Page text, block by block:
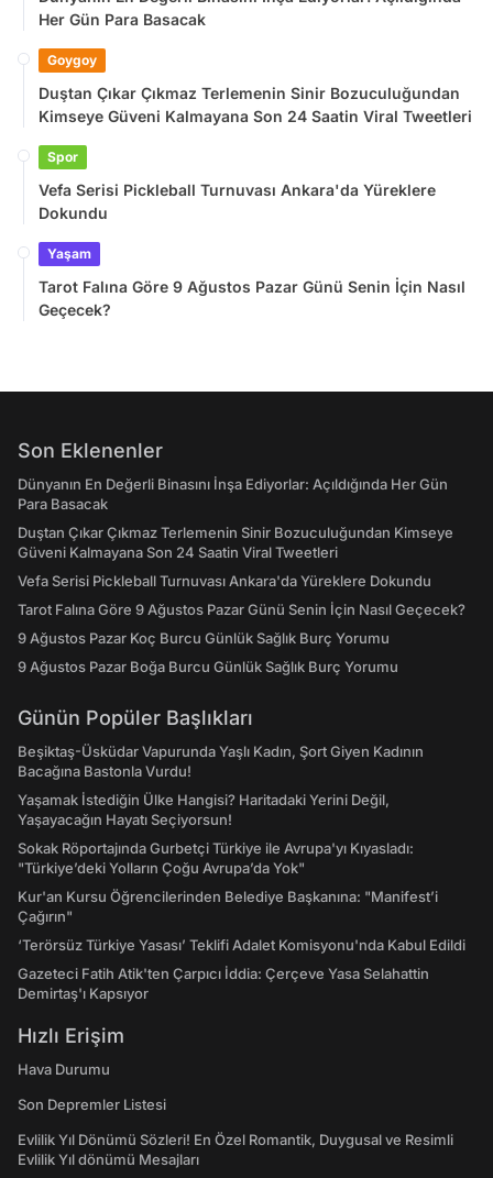
Her Gün Para Basacak
Goygoy
Duştan Çıkar Çıkmaz Terlemenin Sinir Bozuculuğundan
Kimseye Güveni Kalmayana Son 24 Saatin Viral Tweetleri
Spor
Vefa Serisi Pickleball Turnuvası Ankara'da Yüreklere
Dokundu
Yaşam
Tarot Falına Göre 9 Ağustos Pazar Günü Senin İçin Nasıl
Geçecek?
Son Eklenenler
Dünyanın En Değerli Binasını İnşa Ediyorlar: Açıldığında Her Gün
Para Basacak
Duştan Çıkar Çıkmaz Terlemenin Sinir Bozuculuğundan Kimseye
Güveni Kalmayana Son 24 Saatin Viral Tweetleri
Vefa Serisi Pickleball Turnuvası Ankara'da Yüreklere Dokundu
Tarot Falına Göre 9 Ağustos Pazar Günü Senin İçin Nasıl Geçecek?
9 Ağustos Pazar Koç Burcu Günlük Sağlık Burç Yorumu
9 Ağustos Pazar Boğa Burcu Günlük Sağlık Burç Yorumu
Günün Popüler Başlıkları
Beşiktaş-Üsküdar Vapurunda Yaşlı Kadın, Şort Giyen Kadının
Bacağına Bastonla Vurdu!
Yaşamak İstediğin Ülke Hangisi? Haritadaki Yerini Değil,
Yaşayacağın Hayatı Seçiyorsun!
Sokak Röportajında Gurbetçi Türkiye ile Avrupa'yı Kıyasladı:
"Türkiye’deki Yolların Çoğu Avrupa’da Yok"
Kur'an Kursu Öğrencilerinden Belediye Başkanına: "Manifest’i
Çağırın"
‘Terörsüz Türkiye Yasası’ Teklifi Adalet Komisyonu'nda Kabul Edildi
Gazeteci Fatih Atik'ten Çarpıcı İddia: Çerçeve Yasa Selahattin
Demirtaş'ı Kapsıyor
Hızlı Erişim
Hava Durumu
Son Depremler Listesi
Evlilik Yıl Dönümü Sözleri! En Özel Romantik, Duygusal ve Resimli
Evlilik Yıl dönümü Mesajları